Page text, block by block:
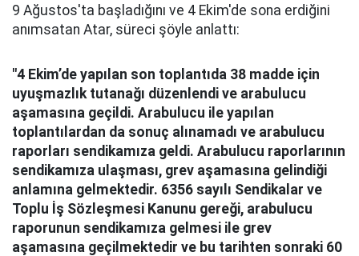
9 Ağustos'ta başladığını ve 4 Ekim'de sona erdiğini
anımsatan Atar, süreci şöyle anlattı:
"4 Ekim’de yapılan son toplantıda 38 madde için
uyuşmazlık tutanağı düzenlendi ve arabulucu
aşamasına geçildi. Arabulucu ile yapılan
toplantılardan da sonuç alınamadı ve arabulucu
raporları sendikamıza geldi. Arabulucu raporlarının
sendikamıza ulaşması, grev aşamasına gelindiği
anlamına gelmektedir. 6356 sayılı Sendikalar ve
Toplu İş Sözleşmesi Kanunu gereği, arabulucu
raporunun sendikamıza gelmesi ile grev
aşamasına geçilmektedir ve bu tarihten sonraki 60